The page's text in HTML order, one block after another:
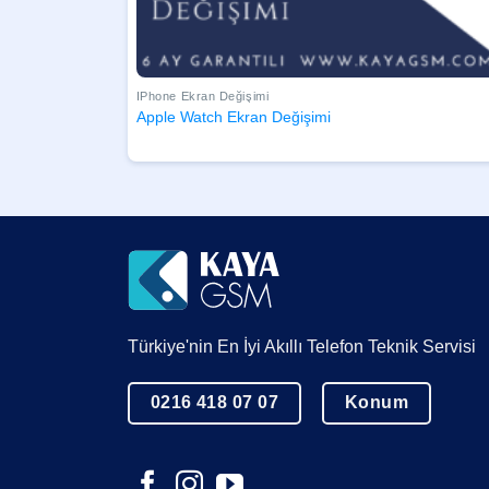
IPhone Ekran Değişimi
Apple Watch Ekran Değişimi
Türkiye'nin En İyi Akıllı Telefon Teknik Servisi
0216 418 07 07 Konum